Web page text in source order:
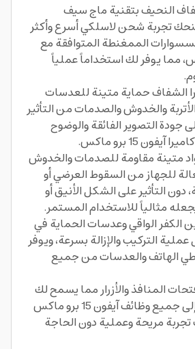
النحيف بتقنية ماج سيف
تجربة شحن لاسلكي أسرع وأكثر
الممغنطة المتوافقة مع
ماكس، مما يوفر لك استخداماً عملياً
الشفاف حماية متينة للعدسات
والخدوش والصدمات من التأثير
جودة التصوير الفائقة والوضوح
15 برو ماكس.
متينة مقاومة للصدمات والخدوش
للجهاز من السقوط العرضي أو
دون التأثير على الشكل الأنيق أو
مثالياً للاستخدام المستمر.
الكفر الواقي وعدسات الحماية في
التركيب والإزالة بسرعة، ويوفر
الهاتف والعدسات من جميع
المنافذ والأزرار مما يسمح لك
بالوصول الكامل إلى جميع وظائف آيفون 15 برو ماكس
مريحة وعملية دون الحاجة